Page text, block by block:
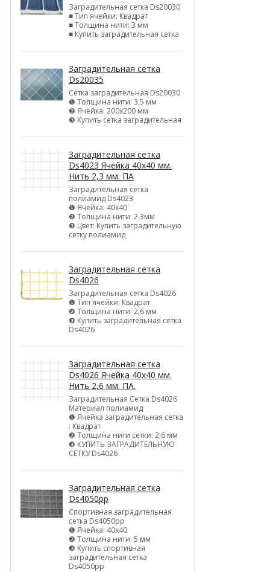
Заградительная сетка Ds20030
■ Тип ячейки: Квадрат
■ Толщина нити: 3 мм
■ Купить заградительная сетка
Заградительная сетка
Ds20035
Сетка заградительная Ds20030
❶ Толщина нити: 3,5 мм
❷ Ячейка: 200х200 мм
❸ Купить сетка заградительная
Заградительная сетка
Ds4023 Ячейка 40х40 мм.
Нить 2,3 мм. ПА
Заградительная сетка
полиамид Ds4023
❶ Ячейка: 40х40
❷ Толщина нити: 2,3мм
❸ Цвет: Купить заградительную
сетку полиамид
Заградительная сетка
Ds4026
Заградительная сетка Ds4026
❶ Тип ячейки: Квадрат
❷ Толщина нити: 2,6 мм
❸ Купить заградительная сетка
Ds4026
Заградительная сетка
Ds4026 Ячейка 40х40 мм.
Нить 2,6 мм. ПА.
Заградительная Сетка Ds4026
Материал полиамид
❶ Ячейка заградительная сетка
: Квадрат
❷ Толщина нити сетки: 2,6 мм
❸ КУПИТЬ ЗАГРАДИТЕЛЬНУЮ
СЕТКУ Ds4026
Заградительная сетка
Ds4050pp
Спортивная заградительная
сетка Ds4050pp
❶ Ячейка: 40х40
❷ Толщина нити: 5 мм
❸ Купить спортивная
заградительная сетка
Ds4050pp